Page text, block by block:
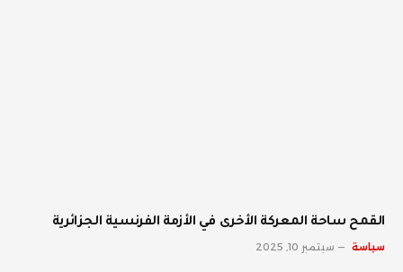
القمح ساحة المعركة الأخرى في الأزمة الفرنسية الجزائرية
سياسة سبتمبر 10, 2025